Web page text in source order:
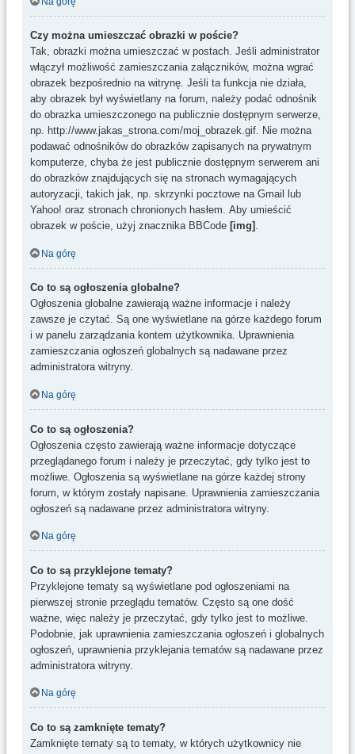
Czy można umieszczać obrazki w poście?
Tak, obrazki można umieszczać w postach. Jeśli administrator
włączył możliwość zamieszczania załączników, można wgrać
obrazek bezpośrednio na witrynę. Jeśli ta funkcja nie działa,
aby obrazek był wyświetlany na forum, należy podać odnośnik
do obrazka umieszczonego na publicznie dostępnym serwerze,
np. http://www.jakas_strona.com/moj_obrazek.gif. Nie można
podawać odnośników do obrazków zapisanych na prywatnym
komputerze, chyba że jest publicznie dostępnym serwerem ani
do obrazków znajdujących się na stronach wymagających
autoryzacji, takich jak, np. skrzynki pocztowe na Gmail lub
Yahoo! oraz stronach chronionych hasłem. Aby umieścić
obrazek w poście, użyj znacznika BBCode [img] .
Na górę
Co to są ogłoszenia globalne?
Ogłoszenia globalne zawierają ważne informacje i należy
zawsze je czytać. Są one wyświetlane na górze każdego forum
i w panelu zarządzania kontem użytkownika. Uprawnienia
zamieszczania ogłoszeń globalnych są nadawane przez
administratora witryny.
Na górę
Co to są ogłoszenia?
Ogłoszenia często zawierają ważne informacje dotyczące
przeglądanego forum i należy je przeczytać, gdy tylko jest to
możliwe. Ogłoszenia są wyświetlane na górze każdej strony
forum, w którym zostały napisane. Uprawnienia zamieszczania
ogłoszeń są nadawane przez administratora witryny.
Na górę
Co to są przyklejone tematy?
Przyklejone tematy są wyświetlane pod ogłoszeniami na
pierwszej stronie przeglądu tematów. Często są one dość
ważne, więc należy je przeczytać, gdy tylko jest to możliwe.
Podobnie, jak uprawnienia zamieszczania ogłoszeń i globalnych
ogłoszeń, uprawnienia przyklejania tematów są nadawane przez
administratora witryny.
Na górę
Co to są zamknięte tematy?
Zamknięte tematy są to tematy, w których użytkownicy nie